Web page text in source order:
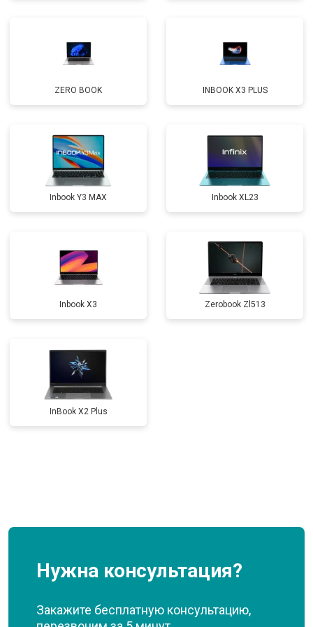
Замена микрофона от 2600 ₽ Заказать
Замена оперативной памяти от 1100 ₽ Заказать
Прошивка BIOS от 1500 ₽ Заказать
Ремонт петель от 3990 ₽
ZERO BOOK INBOOK X3 PLUS
Inbook Y3 MAX Inbook XL23
Inbook X3 Zerobook Zl513
InBook X2 Plus
Нужна консультация?
Закажите бесплатную консультацию,